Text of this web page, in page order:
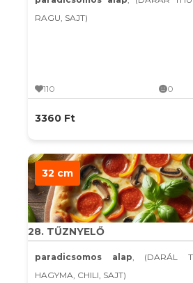
RAGU, SAJT)
110 0
3360 Ft
32 cm
28. TŰZNYELŐ
paradicsomos alap, (DARÁL
HAGYMA, CHILI, SAJT)